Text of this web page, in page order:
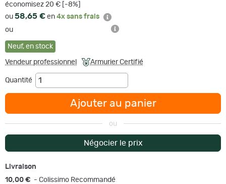
économisez 20 € [-8%]
ou 58,65 € en 4x sans frais
ou
Neuf, en stock
Vendeur professionnel Armurier Certifié
Quantité
Ajouter au panier
ou
Négocier le prix
Livraison
10,00 € - Colissimo Recommandé